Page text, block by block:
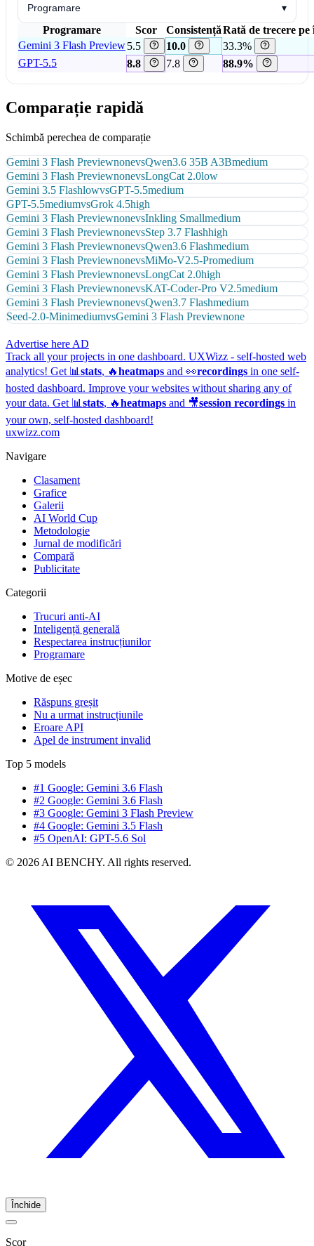
Programare ▾
Programare Scor ConsistențăRată de trecere pe
Gemini 3 Flash Preview5.5 10.0
33.3%
GPT-5.5
8.8 7.8 88.9%
Comparație rapidă
Schimbă perechea de comparație
Gemini 3 Flash PreviewnonevsQwen3.6 35B A3Bmedium
Gemini 3 Flash PreviewnonevsLongCat 2.0low
Gemini 3.5 FlashlowvsGPT-5.5medium
GPT-5.5mediumvsGrok 4.5high
Gemini 3 Flash PreviewnonevsInkling Smallmedium
Gemini 3 Flash PreviewnonevsStep 3.7 Flashhigh
Gemini 3 Flash PreviewnonevsQwen3.6 Flashmedium
Gemini 3 Flash PreviewnonevsMiMo-V2.5-Promedium
Gemini 3 Flash PreviewnonevsLongCat 2.0high
Gemini 3 Flash PreviewnonevsKAT-Coder-Pro V2.5medium
Gemini 3 Flash PreviewnonevsQwen3.7 Flashmedium
Seed-2.0-MinimediumvsGemini 3 Flash Previewnone
Advertise here AD
Track all your projects in one dashboard. UXWizz - self-hosted web
analytics! Get 📊 stats, 🔥heatmaps and 👀recordings in one self-
hosted dashboard. Improve your websites without sharing any of
your data. Get 📊 stats, 🔥heatmaps and 🎥session recordings in
your own, self-hosted dashboard!
uxwizz.com
Navigare
Clasament
Grafice
Galerii
AI World Cup
Metodologie
Jurnal de modificări
Compară
Publicitate
Categorii
Trucuri anti-AI
Inteligență generală
Respectarea instrucțiunilor
Programare
Motive de eșec
Răspuns greșit
Nu a urmat instrucțiunile
Eroare API
Apel de instrument invalid
Top 5 models
#1 Google: Gemini 3.6 Flash
#2 Google: Gemini 3.6 Flash
#3 Google: Gemini 3 Flash Preview
#4 Google: Gemini 3.5 Flash
#5 OpenAI: GPT-5.6 Sol
© 2026 AI BENCHY. All rights reserved.
Închide
Scor